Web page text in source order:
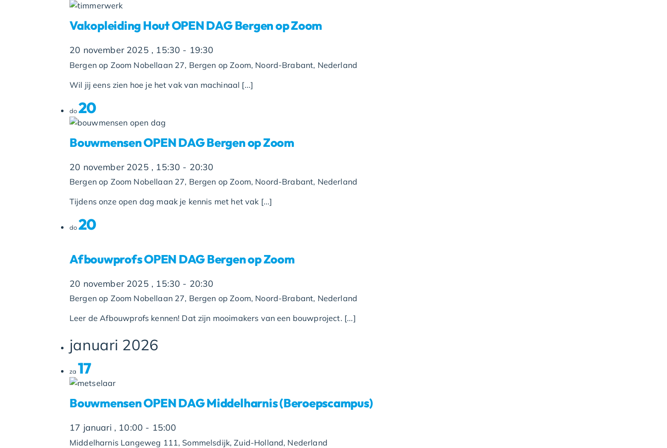
Vakopleiding Hout OPEN DAG Bergen op Zoom
20 november 2025 , 15:30 - 19:30
Bergen op Zoom Nobellaan 27, Bergen op Zoom, Noord-Brabant, Nederland
Wil jij eens zien hoe je het vak van machinaal [...]
do20
Bouwmensen OPEN DAG Bergen op Zoom
20 november 2025 , 15:30 - 20:30
Bergen op Zoom Nobellaan 27, Bergen op Zoom, Noord-Brabant, Nederland
Tijdens onze open dag maak je kennis met het vak [...]
do20
Afbouwprofs OPEN DAG Bergen op Zoom
20 november 2025 , 15:30 - 20:30
Bergen op Zoom Nobellaan 27, Bergen op Zoom, Noord-Brabant, Nederland
Leer de Afbouwprofs kennen! Dat zijn mooimakers van een bouwproject. [...]
januari 2026
za 17
Bouwmensen OPEN DAG Middelharnis (Beroepscampus)
17 januari , 10:00 - 15:00
Middelharnis Langeweg 111, Sommelsdijk, Zuid-Holland, Nederland